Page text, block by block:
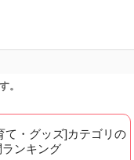
。
て・グッズ]カテゴリの
ンキング